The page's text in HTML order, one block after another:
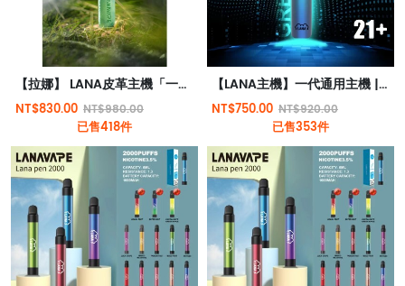
【拉娜】 LANA皮革主機「一代通用」
NT$830.00 NT$980.00
已售418件
【LANA主機】一代通用主機 | LANA霧化器 | 通用RELX | SP2S一代煙彈 | 台灣電子煙
NT$750.00 NT$920.00
已售353件